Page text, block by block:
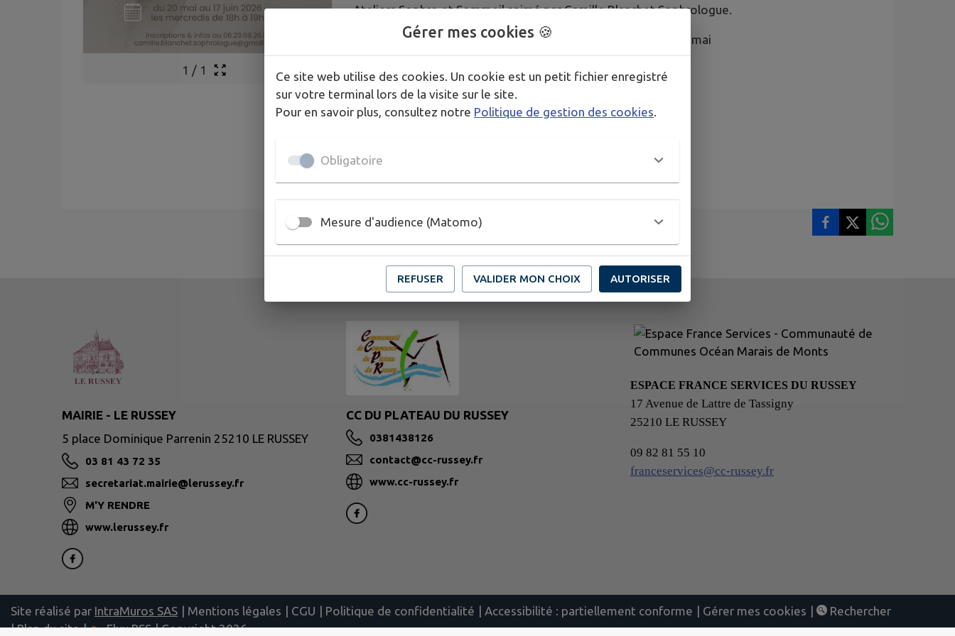
1 / 1
Ateliers Sophro et Sommeil animé par Camille Blanchet Sophrologue.
Un atelier par semaine le mercredi de 18h à 19h à partir du 20 mai
Sur inscription
Télécharger la pièce jointe
MAIRIE - LE RUSSEY
5 place Dominique Parrenin 25210 LE RUSSEY
03 81 43 72 35
secretariat.mairie@lerussey.fr
M'Y RENDRE
www.lerussey.fr
CC DU PLATEAU DU RUSSEY
0381438126
contact@cc-russey.fr
www.cc-russey.fr
ESPACE FRANCE SERVICES DU RUSSEY
17 Avenue de Lattre de Tassigny
25210 LE RUSSEY
09 82 81 55 10
franceservices@cc-russey.fr
Site réalisé par IntraMuros SAS | Mentions légales | CGU | Politique de confidentialité | Accessibilité : partiellement conforme | Gérer mes cookies |
Rechercher
|Plan du site | Flux RSS | Copyright 2026
Gérer mes cookies 🍪
Ce site web utilise des cookies. Un cookie est un petit fichier enregistré
sur votre terminal lors de la visite sur le site.
Pour en savoir plus, consultez notre Politique de gestion des cookies
Obligatoire
Mesure d'audience (Matomo)
REFUSER VALIDER MON CHOIX AUTORISER